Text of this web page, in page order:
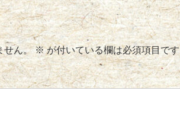
せん。 ※が付いている欄は必須項目です